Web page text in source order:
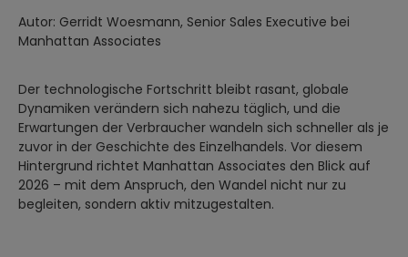
Autor: Gerridt Woesmann, Senior Sales Executive bei
Manhattan Associates
Der technologische Fortschritt bleibt rasant, globale
Dynamiken verändern sich nahezu täglich, und die
Erwartungen der Verbraucher wandeln sich schneller als je
zuvor in der Geschichte des Einzelhandels. Vor diesem
Hintergrund richtet Manhattan Associates den Blick auf
2026 – mit dem Anspruch, den Wandel nicht nur zu
begleiten, sondern aktiv mitzugestalten.